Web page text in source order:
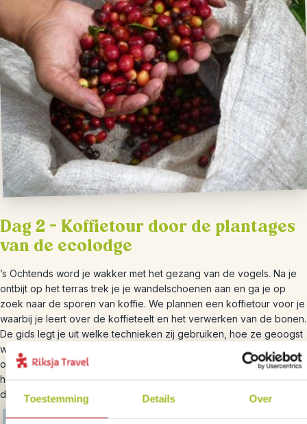
Toestemming Details Over
Dag 2 – Koffietour door de plantages
van de ecolodge
’s Ochtends word je wakker met het gezang van de vogels. Na je
ontbijt op het terras trek je je wandelschoenen aan en ga je op
zoek naar de sporen van koffie. We plannen een koffietour voor je
waarbij je leert over de koffieteelt en het verwerken van de bonen.
De gids legt je uit welke technieken zij gebruiken, hoe ze geoogst
worden en natuurlijk ga je ook proeven. De middag kun je
ontspannen doorbrengen op het terras of je verkent op eigen
houtje de omgeving. Het klimaat in dit gebied is iets koeler dan in
de rest van Nicaragua, dus houd hier rekening mee met inpakken.